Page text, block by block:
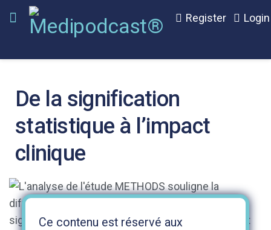
Register Login
De la signification
statistique à l’impact
clinique
Ce contenu est réservé aux